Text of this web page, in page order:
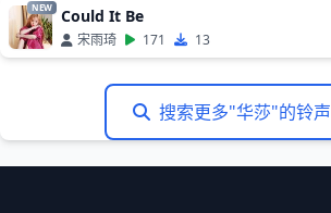
NEW Could It Be
宋雨琦 171 13
搜索更多"华莎"的铃声